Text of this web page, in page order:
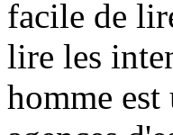
facile de
lire les
homme